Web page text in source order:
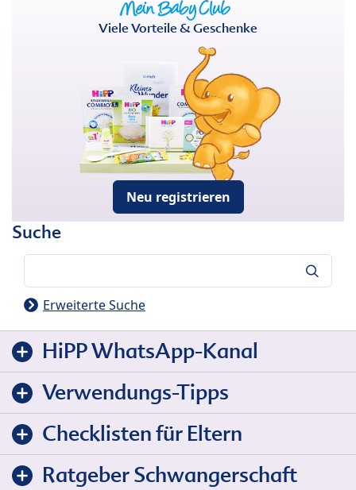
Viele Vorteile & Geschenke
Neu registrieren
Suche
Erweiterte Suche
HiPP WhatsApp-Kanal
Verwendungs-Tipps
Checklisten für Eltern
Ratgeber Schwangerschaft